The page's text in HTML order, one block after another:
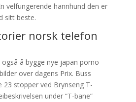
velfungerende hannhund den er
sitt beste.
norsk telefon
å bygge nye japan porno
over dagens Prix. Buss
23 stopper ved Brynseng T-
under “T-bane”